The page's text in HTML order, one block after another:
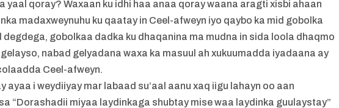
yaal qoray? Waxaan ku idhi haa anaa qoray waana aragti xisbi ahaan
madaxweynuhu ku qaatay in Ceel-afweyn iyo qaybo ka mid gobolka
gobolkaa dadka ku dhaqanina ma mudna in sida loola dhaqmo
nabad gelyadana waxa ka masuul ah xukuumadda iyadaana ay
Ceel-afweyn.
i weydiiyay mar labaad su’aal aanu xaq iigu lahayn oo aan
“Dorashadii miyaa laydinkaga shubtay mise waa laydinka guulaystay”